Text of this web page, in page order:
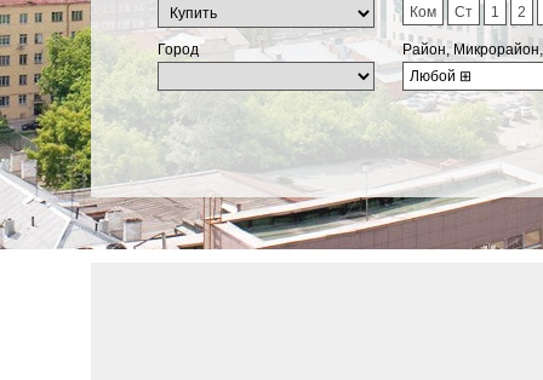
Ком
Ст 1 2
Город
Район,
Любой ⊞